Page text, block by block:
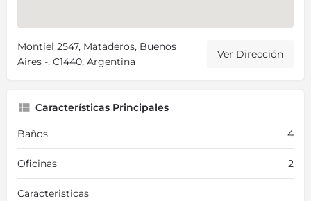
Montiel 2547, Mataderos, Buenos
Aires -, C1440, Argentina
Ver Dirección
Características Principales
Baños 4
Oficinas 2
Caracteristicas